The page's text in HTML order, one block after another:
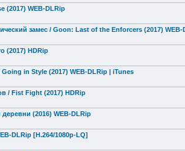
(2017) WEB-DLRip
замес / Goon: Last of the Enforcers (2017) WEB-
(2017) HDRip
in Style (2017) WEB-DLRip | iTunes
/ Fist Fight (2017) HDRip
(2016) WEB-DLRip
DLRip [H.264/1080p-LQ]